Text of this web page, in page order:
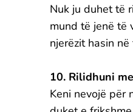
Nuk ju duhet të
mund të jenë të
njerëzit hasin
10. Rilidhuni
Keni nevojë për